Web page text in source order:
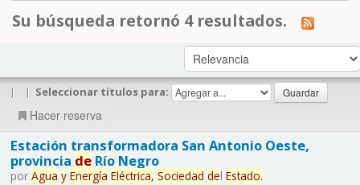
Su búsqueda retornó 4 resultados.
| | Seleccionar títulos para:
Hacer reserva
Estación transformadora San Antonio Oeste,
provincia deRío Negro
por Agua y Energía Eléctrica, Sociedad del Estado.